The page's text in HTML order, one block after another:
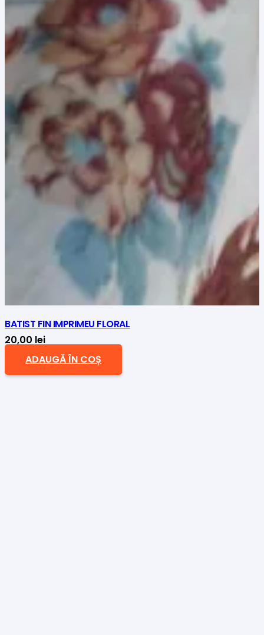
BATIST FIN IMPRIMEU FLORAL
20,00 lei
ADAUGĂ ÎN COȘ